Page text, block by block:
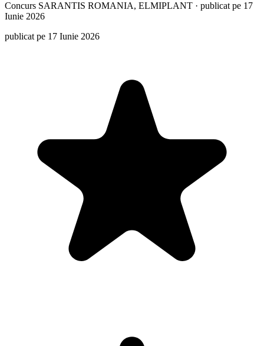
Concurs SARANTIS ROMANIA, ELMIPLANT · publicat pe 17
Iunie 2026
publicat pe 17 Iunie 2026